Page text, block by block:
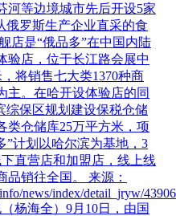
河等边境城市先后开设5家
俄罗斯生产企业直采的食
店是“俄品多”在中国内陆
验店，位于长江路会展中
将销售七大类1370种商
主。在哈开设体验店的同
综保区规划建设保税仓储
类仓储库25万平方米，项
”计划以哈尔滨为基地，3
直营店和加盟店，线上线
销往全国。 来源：
news/index/detail_jryw/
杨海全）9月10日，由国